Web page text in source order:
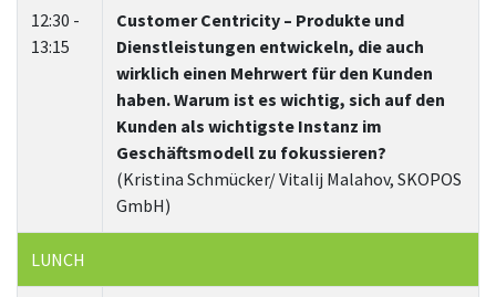
12:30 -
13:15
Customer Centricity – Produkte und
Dienstleistungen entwickeln, die auch
wirklich einen Mehrwert für den Kunden
haben. Warum ist es wichtig, sich auf den
Kunden als wichtigste Instanz im
Geschäftsmodell zu fokussieren?
(Kristina Schmücker/ Vitalij Malahov, SKOPOS
GmbH)
LUNCH